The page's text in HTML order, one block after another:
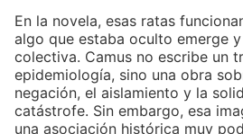
En la novela, esas ratas
algo que estaba oculto emerge
colectiva. Camus no escribe un
epidemiología, sino una obra
negación, el aislamiento y la
catástrofe. Sin embargo, esa
una asociación histórica muy